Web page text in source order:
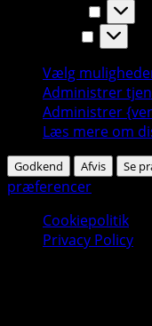
Vælg
Administrer
Administrer
Læs mere om
Godkend Afvis Se
præferencer
Cookiepolitik
Privacy Policy